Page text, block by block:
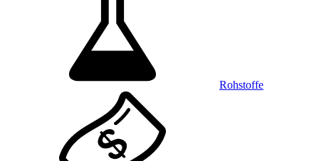
Rohstoffe